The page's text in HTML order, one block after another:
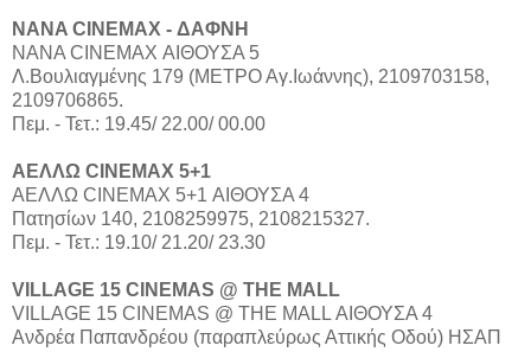
NANA CINEMAX - ΔΑΦΝΗ
ΝΑΝΑ CINEMAX ΑΙΘΟΥΣΑ 5
Λ.Βουλιαγμένης 179 (ΜΕΤΡΟ Αγ.Ιωάννης), 2109703158,
2109706865.
Πεμ. - Τετ.: 19.45/ 22.00/ 00.00
ΑΕΛΛΩ CINEMAX 5+1
ΑΕΛΛΩ CINEMAX 5+1 ΑΙΘΟΥΣΑ 4
Πατησίων 140, 2108259975, 2108215327.
Πεμ. - Τετ.: 19.10/ 21.20/ 23.30
VILLAGE 15 CINEMAS @ THE MALL
VILLAGE 15 CINEMAS @ THE MALL ΑΙΘΟΥΣΑ 4
Aνδρέα Παπανδρέου (παραπλεύρως Αττικής Οδού) ΗΣΑΠ